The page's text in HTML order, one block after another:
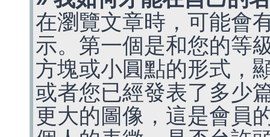
在瀏覽文章時，可能會
示。第一個是和您的等
方塊或小圓點的形式，
或者您已經發表了多少
更大的圖像，這是會員